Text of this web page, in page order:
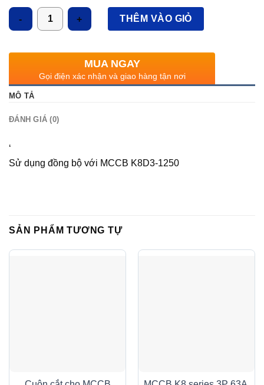
Ứng dụng: ngắt nguồn MCCB từ xa khi xảy ra sự cố như
mất pha, sự cố dòng dò, quá nhiệt động cơ, mất một trong
Giúp đảm bảo an toàn và bảo vệ các thiết bị điện khi có sự
cố xảy ra trong hệ thống.
Số lượng
THÊM VÀO GIỎ
MUA NGAY
Gọi điện xác nhận và giao hàng tận nơi
MÔ TẢ
ĐÁNH GIÁ (0)
‘
Sử dụng đồng bộ với MCCB K8D3-1250
SẢN PHẨM TƯƠNG TỰ